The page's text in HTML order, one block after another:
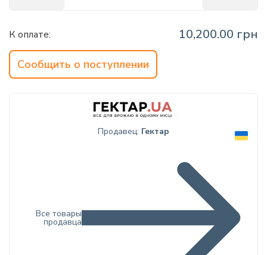
К оплате: 10,200.00 грн
Сообщить о поступлении
Продавец: Гектар
Все товары
продавца